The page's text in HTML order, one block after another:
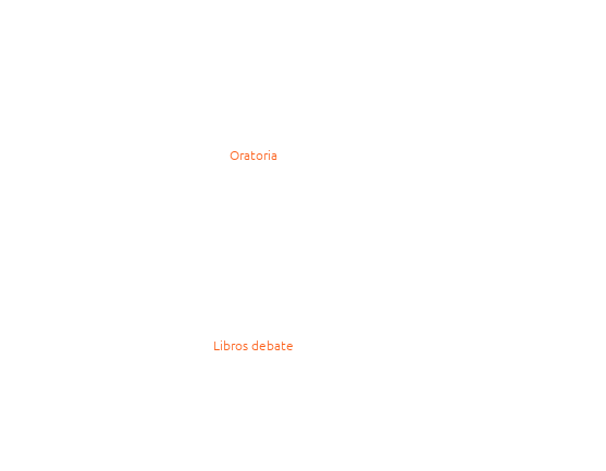
Oratoria
Libros debate